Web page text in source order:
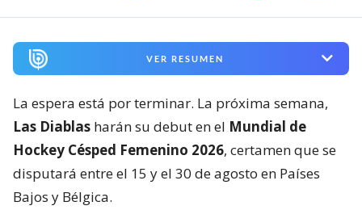
VER RESUMEN
La espera está por terminar. La próxima semana,
Las Diablas harán su debut en el Mundial de
Hockey Césped Femenino 2026, certamen que se
disputará entre el 15 y el 30 de agosto en Países
Bajos y Bélgica.